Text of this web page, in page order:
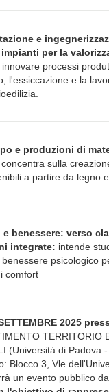
e
per la
innovare processi
l'essiccazione e la
e produzioni di
sulla
a partire da legno
e benessere: verso
integrate: intende
psicologico
comfort
2025
TERRITORIO
(Università di Padova
Blocco 3, Vle
un evento pubblico